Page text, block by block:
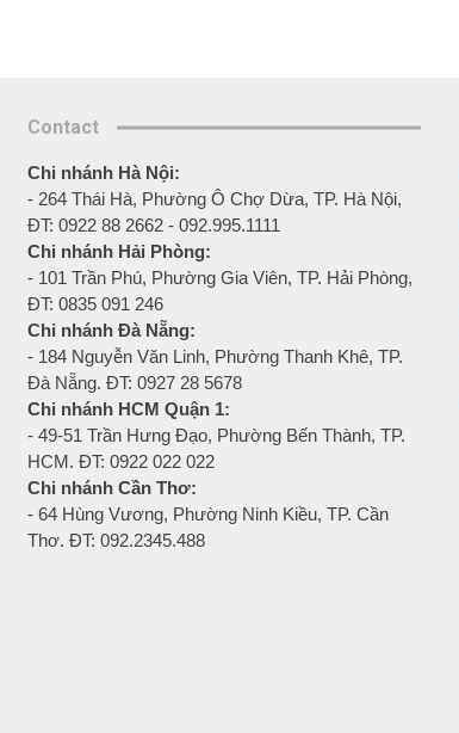
Contact
Chi nhánh Hà Nội:
- 264 Thái Hà, Phường Ô Chợ Dừa, TP. Hà Nội,
ĐT: 0922 88 2662 - 092.995.1111
Chi nhánh Hải Phòng:
- 101 Trần Phú, Phường Gia Viên, TP. Hải Phòng,
ĐT: 0835 091 246
Chi nhánh Đà Nẵng:
- 184 Nguyễn Văn Linh, Phường Thanh Khê, TP.
Đà Nẵng. ĐT: 0927 28 5678
Chi nhánh HCM Quận 1:
- 49-51 Trần Hưng Đạo, Phường Bến Thành, TP.
HCM. ĐT: 0922 022 022
Chi nhánh Cần Thơ:
- 64 Hùng Vương, Phường Ninh Kiều, TP. Cần
Thơ. ĐT: 092.2345.488